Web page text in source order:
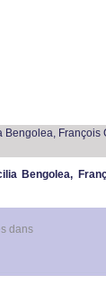
Bengolea,
dans